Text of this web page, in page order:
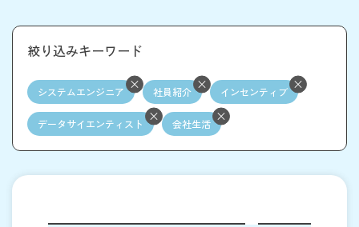
絞り込みキーワード
システムエンジニア 社員紹介 インセンティブ
データサイエンティスト 会社生活